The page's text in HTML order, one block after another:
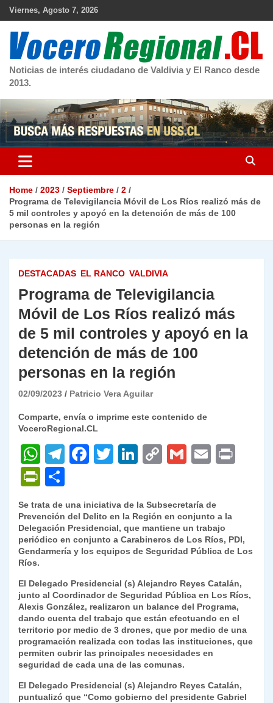
Skip
Viernes, Agosto 7, 2026
Noticias de interés ciudadano de Valdivia y El Ranco desde
2013.
Home 2023 Septiembre
2
Programa de Televigilancia Móvil de Los Ríos realizó más de
5 mil controles y apoyó en la detención de más de 100
personas en la región
DESTACADAS EL RANCO VALDIVIA
Programa de Televigilancia
Móvil de Los Ríos realizó más
de 5 mil controles y apoyó en la
detención de más de 100
personas en la región
02/09/2023 Patricio Vera Aguilar
Comparte, envía o imprime este contenido de
VoceroRegional.CL
W
h
at
s
A
p
T
gr
a
m
F
e
b
o
k
T
er
Li
e
dI
n
C
y
Li
n
G
l
E
l
P
ri
nt
Fr
ie
n
dl
y
m
p
ar
tir
Se trata de una iniciativa de la Subsecretaría de
Prevención del Delito en la Región en conjunto a la
Delegación Presidencial, que mantiene un trabajo
periódico en conjunto a Carabineros de Los Ríos, PDI,
Gendarmería y los equipos de Seguridad Pública de Los
Ríos.
El Delegado Presidencial (s) Alejandro Reyes Catalán,
junto al Coordinador de Seguridad Pública en Los Ríos,
Alexis González, realizaron un balance del Programa,
dando cuenta del trabajo que están efectuando en el
territorio por medio de 3 drones, que por medio de una
programación realizada con todas las instituciones, que
permiten cubrir las principales necesidades en
seguridad de cada una de las comunas.
El Delegado Presidencial (s) Alejandro Reyes Catalán,
puntualizó que “Como gobierno del presidente Gabriel